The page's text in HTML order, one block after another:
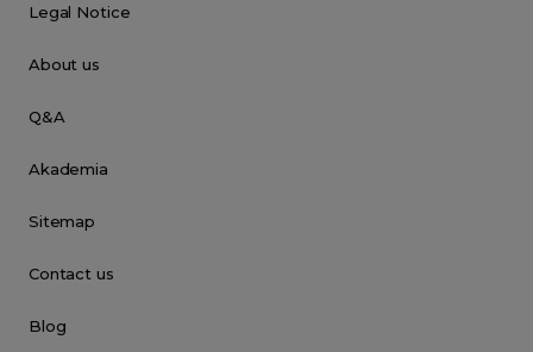
Legal Notice
About us
Q&A
Akademia
Sitemap
Contact us
Blog